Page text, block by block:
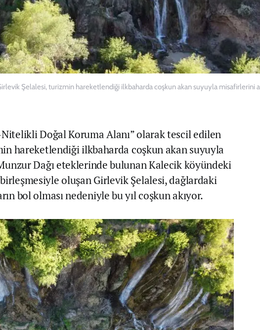
Şelalesi, turizmin hareketlendiği ilkbaharda coşkun akan suyuyla misafirlerini
Doğal Koruma Alanı” olarak tescil edilen
hareketlendiği ilkbaharda coşkun akan suyuyla
Dağı eteklerinde bulunan Kalecik köyündeki
oluşan Girlevik Şelalesi, dağlardaki
bol olması nedeniyle bu yıl coşkun akıyor.